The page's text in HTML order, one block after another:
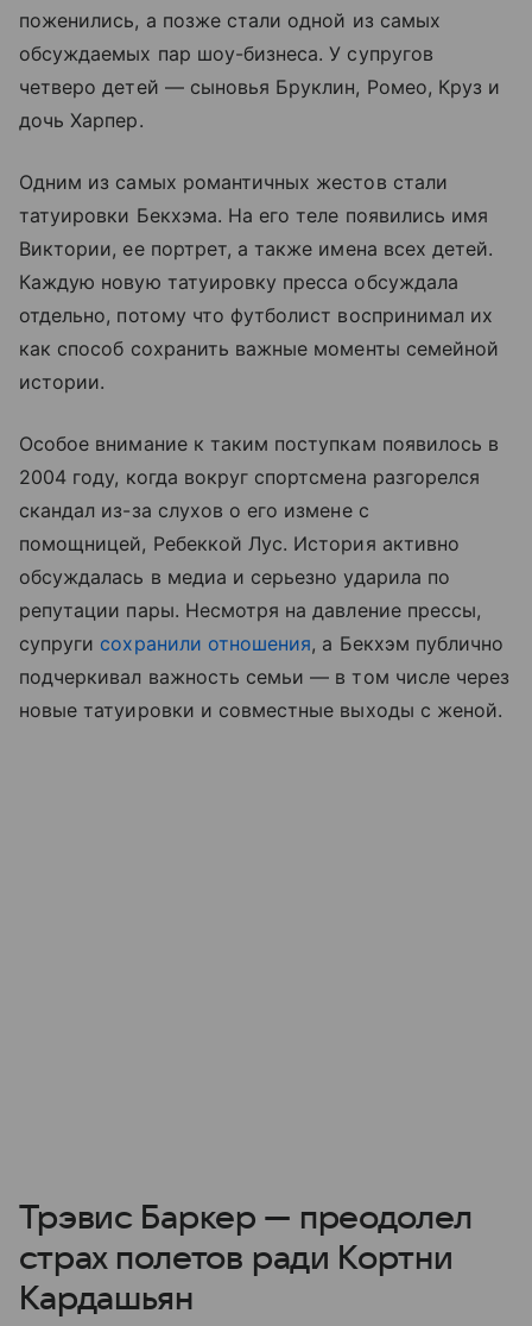
поженились, а позже стали одной из самых
обсуждаемых пар шоу-бизнеса. У супругов
четверо детей — сыновья Бруклин, Ромео, Круз и
дочь Харпер.
Одним из самых романтичных жестов стали
татуировки Бекхэма. На его теле появились имя
Виктории, ее портрет, а также имена всех детей.
Каждую новую татуировку пресса обсуждала
отдельно, потому что футболист воспринимал их
как способ сохранить важные моменты семейной
истории.
Особое внимание к таким поступкам появилось в
2004 году, когда вокруг спортсмена разгорелся
скандал из-за слухов о его измене с
помощницей, Ребеккой Лус. История активно
обсуждалась в медиа и серьезно ударила по
репутации пары. Несмотря на давление прессы,
супруги сохранили отношения, а Бекхэм публично
подчеркивал важность семьи — в том числе через
новые татуировки и совместные выходы с женой.
Трэвис Баркер — преодолел
страх полетов ради Кортни
Кардашьян